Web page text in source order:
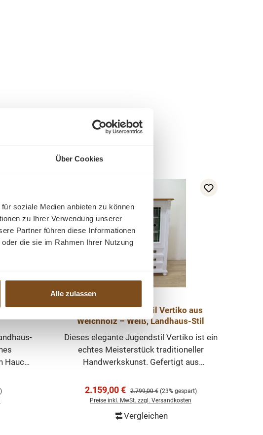
Über Cookies
soziale Medien anbieten zu können
zu Ihrer Verwendung unserer
Partner führen diese Informationen
die sie im Rahmen Ihrer Nutzung
Alle zulassen
-
Hauch
seinen
das
Tipp
Premium Jugendstil Vertiko aus
Weichholz – Weiß, Landhaus-Stil
Dieses elegante Jugendstil Vertiko ist ein
echtes Meisterstück traditioneller
Handwerkskunst. Gefertigt aus
hochwertigen, seidenmatten Lackierung
in Weiß, verbindet es klassische
Linienführung mit moderner
Funktionalität. Das Vertiko überzeugt
Verkaufspreis:
2.159,00 € Regulärer Preis:
2.799,00 € (23% gespart)
Preise inkl. MwSt. zzgl. Versandkosten
Vergleichen